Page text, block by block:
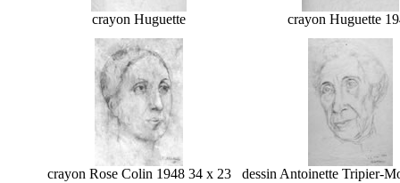
crayon Huguette crayon Huguette
crayon Rose Colin 1948 34 x 23 dessin Antoinette Tripier-